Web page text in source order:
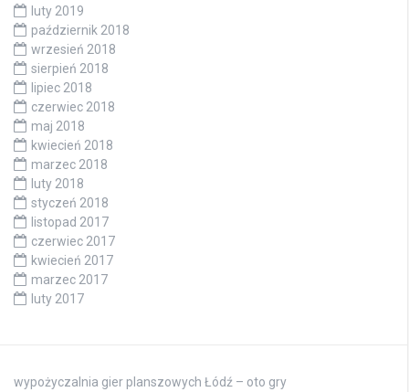
luty 2019
październik 2018
wrzesień 2018
sierpień 2018
lipiec 2018
czerwiec 2018
maj 2018
kwiecień 2018
marzec 2018
luty 2018
styczeń 2018
listopad 2017
czerwiec 2017
kwiecień 2017
marzec 2017
luty 2017
wypożyczalnia gier planszowych Łódź – oto gry